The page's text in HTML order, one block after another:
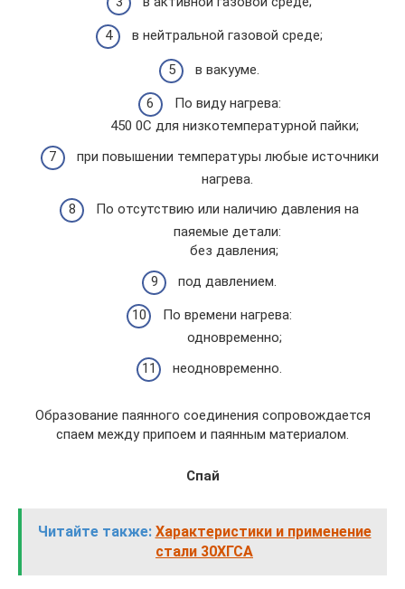
в нейтральной газовой среде;
в вакууме.
По виду нагрева:
450 0С для низкотемпературной пайки;
при повышении температуры любые источники
нагрева.
По отсутствию или наличию давления на
паяемые детали:
без давления;
под давлением.
По времени нагрева:
одновременно;
неодновременно.
Образование паянного соединения сопровождается
спаем между припоем и паянным материалом.
Спай
Читайте также: Характеристики и применение
стали 30ХГСА